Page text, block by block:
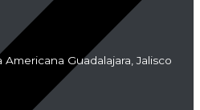
Guadalajara, Jalisco